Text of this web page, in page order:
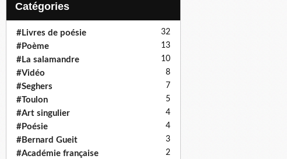
Catégories
#Livres de poésie 32
#Poème 13
#La salamandre 10
#Vidéo 8
#Seghers 7
#Toulon 5
#Art singulier 4
#Poésie 4
#Bernard Gueit 3
#Académie française 2